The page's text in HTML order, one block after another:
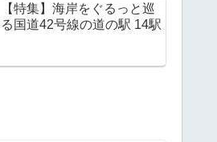
【特集】海岸をぐるっと巡
る国道42号線の道の駅 14駅